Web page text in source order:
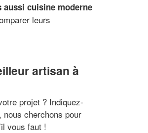
cuisine moderne
leurs
artisan à
projet ? Indiquez-
cherchons pour
vous faut !